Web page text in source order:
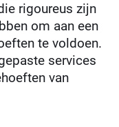
rigoureus zijn
om aan een
te voldoen.
services
van